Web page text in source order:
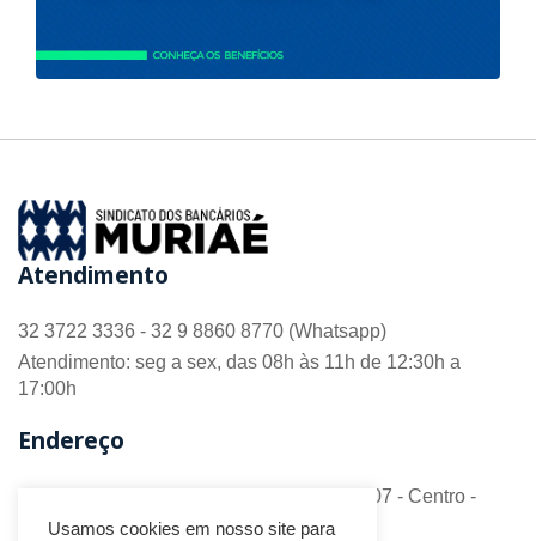
Atendimento
32 3722 3336 - 32 9 8860 8770 (Whatsapp)
Atendimento: seg a sex, das 08h às 11h de 12:30h a
17:00h
Endereço
R. Barão do Monte Alto nº 70 - Sala 306/307 - Centro -
CEP 36.880-018 - Muriaé/MG
Usamos cookies em nosso site para